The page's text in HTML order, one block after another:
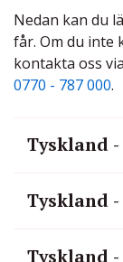
Nedan kan du
får. Om du inte
kontakta oss via
0770 - 787 000.
Tyskland
Tyskland
Tyskland